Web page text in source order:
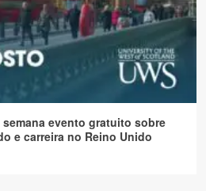
evento gratuito sobre
e carreira no Reino Unido